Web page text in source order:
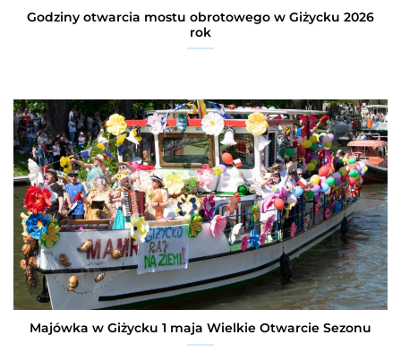
Godziny otwarcia mostu obrotowego w Giżycku 2026
rok
Majówka w Giżycku 1 maja Wielkie Otwarcie Sezonu